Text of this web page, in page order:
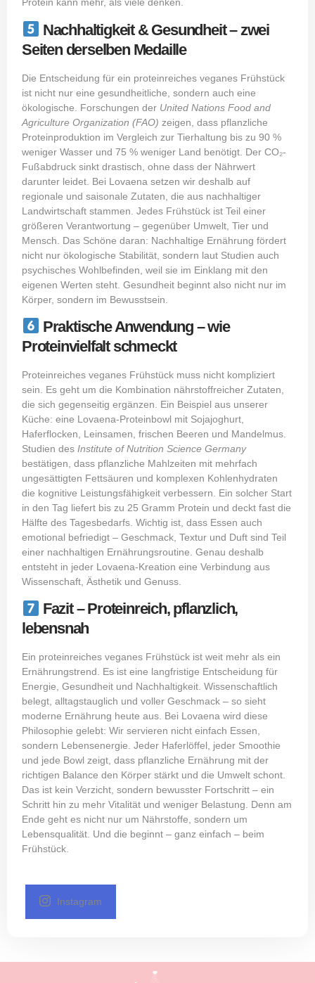
Protein kann mehr, als viele denken.
Nachhaltigkeit & Gesundheit – zwei
Seiten derselben Medaille
Die Entscheidung für ein proteinreiches veganes Frühstück
ist nicht nur eine gesundheitliche, sondern auch eine
ökologische. Forschungen der United Nations Food and
Agriculture Organization (FAO) zeigen, dass pflanzliche
Proteinproduktion im Vergleich zur Tierhaltung bis zu 90 %
weniger Wasser und 75 % weniger Land benötigt. Der CO₂-
Fußabdruck sinkt drastisch, ohne dass der Nährwert
darunter leidet. Bei Lovaena setzen wir deshalb auf
regionale und saisonale Zutaten, die aus nachhaltiger
Landwirtschaft stammen. Jedes Frühstück ist Teil einer
größeren Verantwortung – gegenüber Umwelt, Tier und
Mensch. Das Schöne daran: Nachhaltige Ernährung fördert
nicht nur ökologische Stabilität, sondern laut Studien auch
psychisches Wohlbefinden, weil sie im Einklang mit den
eigenen Werten steht. Gesundheit beginnt also nicht nur im
Körper, sondern im Bewusstsein.
Praktische Anwendung – wie
Proteinvielfalt schmeckt
Proteinreiches veganes Frühstück muss nicht kompliziert
sein. Es geht um die Kombination nährstoffreicher Zutaten,
die sich gegenseitig ergänzen. Ein Beispiel aus unserer
Küche: eine Lovaena-Proteinbowl mit Sojajoghurt,
Haferflocken, Leinsamen, frischen Beeren und Mandelmus.
Studien des Institute of Nutrition Science Germany
bestätigen, dass pflanzliche Mahlzeiten mit mehrfach
ungesättigten Fettsäuren und komplexen Kohlenhydraten
die kognitive Leistungsfähigkeit verbessern. Ein solcher Start
in den Tag liefert bis zu 25 Gramm Protein und deckt fast die
Hälfte des Tagesbedarfs. Wichtig ist, dass Essen auch
emotional befriedigt – Geschmack, Textur und Duft sind Teil
einer nachhaltigen Ernährungsroutine. Genau deshalb
entsteht in jeder Lovaena-Kreation eine Verbindung aus
Wissenschaft, Ästhetik und Genuss.
Fazit – Proteinreich, pflanzlich,
lebensnah
Ein proteinreiches veganes Frühstück ist weit mehr als ein
Ernährungstrend. Es ist eine langfristige Entscheidung für
Energie, Gesundheit und Nachhaltigkeit. Wissenschaftlich
belegt, alltagstauglich und voller Geschmack – so sieht
moderne Ernährung heute aus. Bei Lovaena wird diese
Philosophie gelebt: Wir servieren nicht einfach Essen,
sondern Lebensenergie. Jeder Haferlöffel, jeder Smoothie
und jede Bowl zeigt, dass pflanzliche Ernährung mit der
richtigen Balance den Körper stärkt und die Umwelt schont.
Das ist kein Verzicht, sondern bewusster Fortschritt – ein
Schritt hin zu mehr Vitalität und weniger Belastung. Denn am
Ende geht es nicht nur um Nährstoffe, sondern um
Lebensqualität. Und die beginnt – ganz einfach – beim
Frühstück.
Instagram